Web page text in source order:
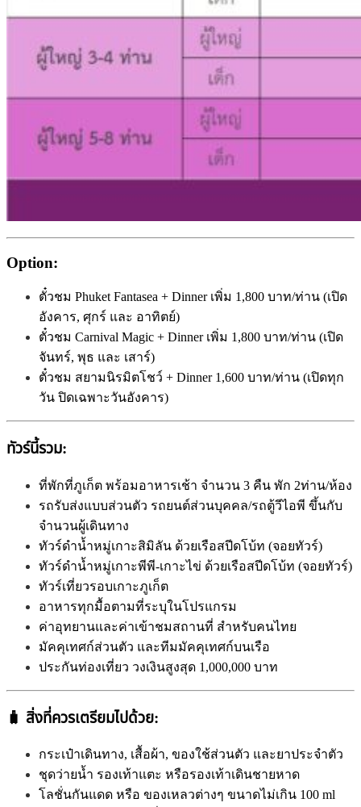
Option:
ตั๋วชม Phuket Fantasea + Dinner เพิ่ม 1,800 บาท/ท่าน (เปิด
อังคาร, ศุกร์ และ อาทิตย์)
ตั๋วชม Carnival Magic + Dinner เพิ่ม 1,800 บาท/ท่าน (เปิด
จันทร์, พุธ และ เสาร์)
ตั๋วชม สยามนิรมิตโชว์ + Dinner 1,600 บาท/ท่าน (เปิดทุก
วัน ปิดเฉพาะวันอังคาร)
ทัวร์นี้รวม:
ที่พักที่ภูเก็ต พร้อมอาหารเช้า จำนวน 3 คืน พัก 2ท่าน/ห้อง
รถรับส่งแบบส่วนตัว รถยนต์ส่วนบุคคล/รถตู้วีไอพี ขึ้นกับ
จำนวนผู้เดินทาง
ทัวร์ดำน้ำหมู่เกาะสิมิลัน ด้วยเรือสปีดโบ้ท (จอยทัวร์)
ทัวร์ดำน้ำหมู่เกาะพีพี-เกาะไข่ ด้วยเรือสปีดโบ้ท (จอยทัวร์)
ทัวร์เที่ยวรอบเกาะภูเก็ต
อาหารทุกมื้อตามที่ระบุในโปรแกรม
ค่าอุทยานและค่าเข้าชมสถานที่ สำหรับคนไทย
มัคคุเทศก์ส่วนตัว และทีมมัคคุเทศก์บนเรือ
ประกันท่องเที่ยว วงเงินสูงสุด 1,000,000 บาท
🧳 สิ่งที่ควรเตรียมไปด้วย:
กระเป๋าเดินทาง, เสื้อผ้า, ของใช้ส่วนตัว และยาประจำตัว
ชุดว่ายน้ำ รองเท้าแตะ หรือรองเท้าเดินชายหาด
โลชั่นกันแดด หรือ ของเหลวต่างๆ ขนาดไม่เกิน 100 ml